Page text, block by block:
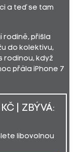
a teď se tam
rodině, přišla
do kolektivu,
rodinou, když
přála iPhone 7
| ZBÝVÁ:
libovolnou